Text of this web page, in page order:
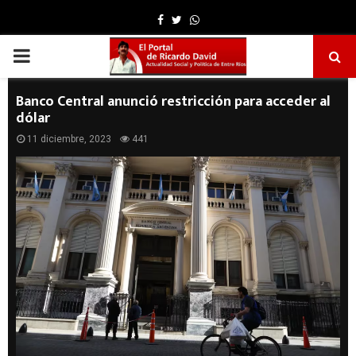
Facebook
TwitterWhatsapp
PRIMARY
MENU
Banco Central anunció restricción para acceder al
dólar
11 diciembre, 2023 441